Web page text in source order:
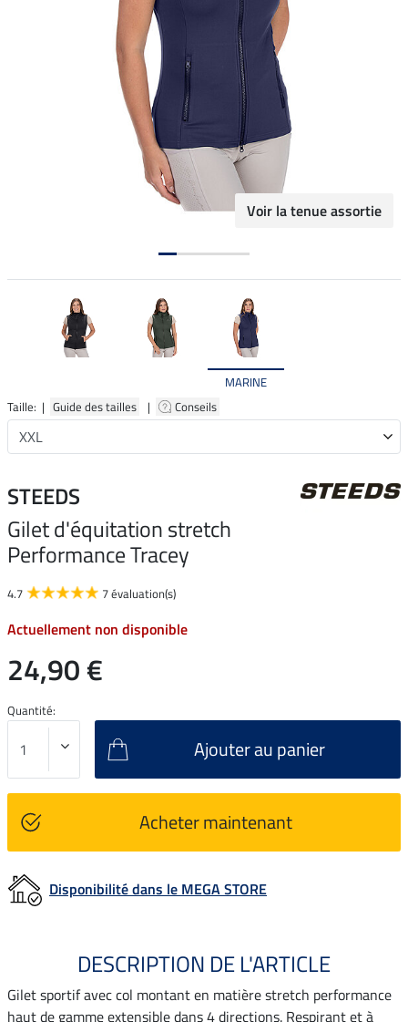
Voir la tenue assortie
MARINE
Taille: | Guide des tailles | Conseils
STEEDS
Gilet d'équitation stretch
Performance Tracey
4.7 7 évaluation(s)
Actuellement non disponible
24,90 €
Quantité:
Ajouter au panier
Acheter maintenant
Disponibilité dans le MEGA STORE
DESCRIPTION DE L'ARTICLE
Gilet sportif avec col montant en matière stretch performance
haut de gamme extensible dans 4 directions. Respirant et à